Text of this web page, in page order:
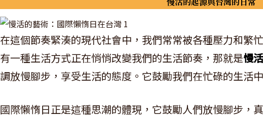
在這個節奏緊湊的現代社會中，我們常常被各種壓力和繁
有一種生活方式正在悄悄改變我們的生活節奏，那就是慢活
調放慢腳步，享受生活的態度。它鼓勵我們在忙碌的生活
國際懶惰日正是這種思潮的體現，它鼓勵人們放慢腳步，